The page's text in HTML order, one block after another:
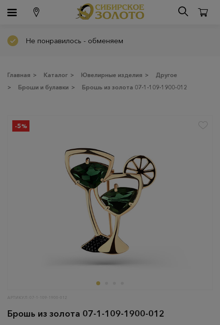
Не понравилось - обменяем
Главная > Каталог > Ювелирные изделия >
Другое
>
Броши и булавки > Брошь из золота 07-1-109-1900-012
-5%
АРТИКУЛ: 07-1-109-1900-012
Брошь из золота 07-1-109-1900-012